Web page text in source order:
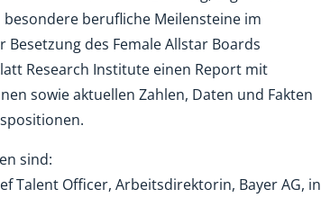
berufliche Meilensteine im
des Female Allstar Boards
Research Institute einen Report mit
sowie aktuellen Zahlen, Daten und Fakten
sind:
Talent Officer, Arbeitsdirektorin, Bayer AG, in